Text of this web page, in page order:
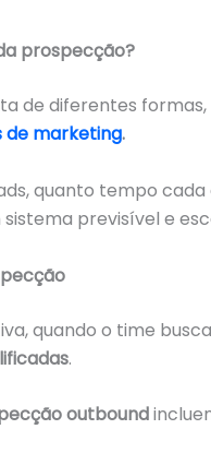
prospecção?
de diferentes formas,
de marketing.
quanto tempo
previsível e
quando o time
.
outbound